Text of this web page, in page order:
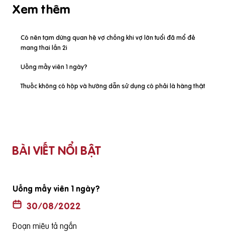
Xem thêm
Có nên tạm dừng quan hệ vợ chồng khi vợ lớn tuổi đã mổ đẻ
mang thai lần 2i
Uống mấy viên 1 ngày?
Thuốc không có hộp và hướng dẫn sử dụng có phải là hàng thật
BÀI VIẾT NỔI BẬT
Uống mấy viên 1 ngày?
30/08/2022
Đoạn miêu tả ngắn